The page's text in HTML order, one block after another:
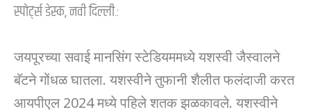
स्पोर्ट्स डेस्क, नवी दिल्ली.:
जयपूरच्या सवाई मानसिंग स्टेडियममध्ये यशस्वी जैस्वालने
बॅटने गोंधळ घातला. यशस्वीने तुफानी शैलीत फलंदाजी करत
आयपीएल 2024 मध्ये पहिले शतक झळकावले. यशस्वीने